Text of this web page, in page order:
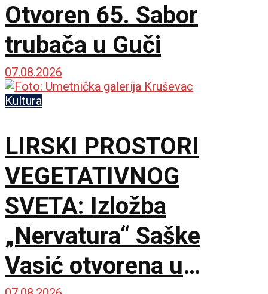
Otvoren 65. Sabor
trubača u Guči
07.08.2026
Kultura
LIRSKI PROSTORI
VEGETATIVNOG
SVETA: Izložba
„Nervatura“ Saške
Vasić otvorena u